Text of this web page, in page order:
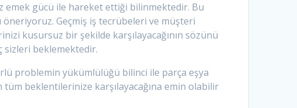
emek gücü ile hareket ettiği bilinmektedir. Bu
Geçmiş iş tecrübeleri ve müşteri
kusursuz bir şekilde karşılayacağının sözünü
sizleri beklemektedir.
problemin yükümlülüğü bilinci ile parça eşya
tüm beklentilerinize karşılayacağına emin olabilir